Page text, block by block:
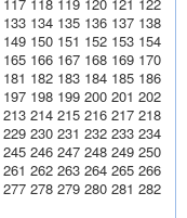
133 134 135 136 137 138
149 150 151 152 153 154
165 166 167 168 169 170
181 182 183 184 185 186
197 198 199 200 201 202
213 214 215 216 217 218
229 230 231 232 233 234
245 246 247 248 249 250
261 262 263 264 265 266
277 278 279 280 281 282